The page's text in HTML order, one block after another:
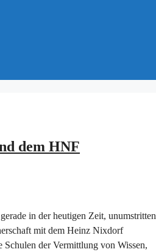
dem HNF
in der heutigen Zeit,
mit dem Heinz Nixdorf
der Vermittlung von Wissen,